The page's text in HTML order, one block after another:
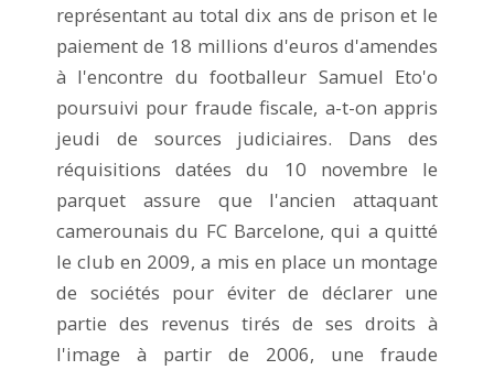
représentant au total dix ans de prison et le
paiement de 18 millions d'euros d'amendes
à l'encontre du footballeur Samuel Eto'o
poursuivi pour fraude fiscale, a-t-on appris
jeudi de sources judiciaires. Dans des
réquisitions datées du 10 novembre le
parquet assure que l'ancien attaquant
camerounais du FC Barcelone, qui a quitté
le club en 2009, a mis en place un montage
de sociétés pour éviter de déclarer une
partie des revenus tirés de ses droits à
l'image à partir de 2006, une fraude